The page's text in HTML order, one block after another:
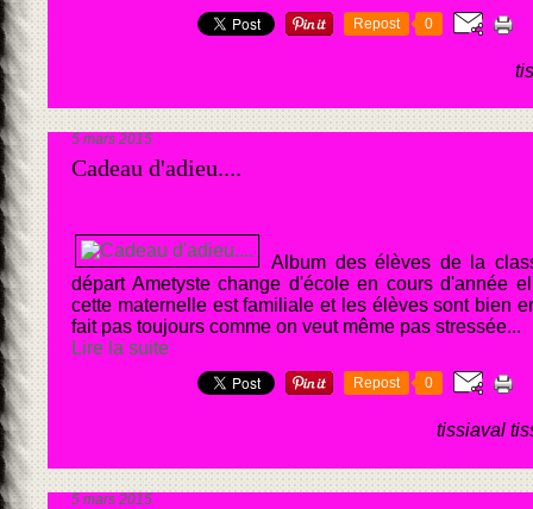
Repost 0
5 mars 2015
Cadeau d'adieu....
Album des élèves de la
départ Ametyste change d'école en cours d'année
cette maternelle est familiale et les élèves sont bien
fait pas toujours comme on veut même pas stressée...
Lire la suite
Repost 0
tissiaval
5 mars 2015